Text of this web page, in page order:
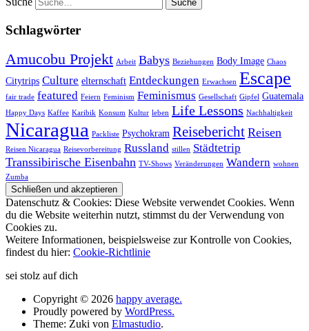
Schlagwörter
Amucobu Projekt Arbeit Babys Beziehungen Body Image Chaos
Citytrips Culture elternschaft Entdeckungen Erwachsen Escape
fair trade featured Feiern Feminism Feminismus Gesellschaft Gipfel Guatemala
Happy Days Kaffee Karibik Konsum Kultur leben Life Lessons Nachhaltigkeit
Nicaragua Packliste Psychokram Reisebericht Reisen
Reisen Nicaragua Reisevorbereitung Russland stillen Städtetrip
Transsibirische Eisenbahn TV-Shows Veränderungen Wandern wohnen
Zumba
Datenschutz & Cookies: Diese Website verwendet Cookies. Wenn
du die Website weiterhin nutzt, stimmst du der Verwendung von
Cookies zu.
Weitere Informationen, beispielsweise zur Kontrolle von Cookies,
findest du hier: Cookie-Richtlinie
sei stolz auf dich
Copyright © 2026 happy average.
Proudly powered by WordPress.
Theme: Zuki von Elmastudio.